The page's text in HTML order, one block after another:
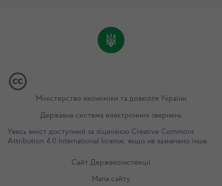
Міністерство економіки та довкілля України
Державна система електронних звернень
Увесь вміст доступний за ліцензією Creative Commons
Attribution 4.0 International license, якщо не зазначено інше.
Сайт Держекоінспекції
Мапа сайту